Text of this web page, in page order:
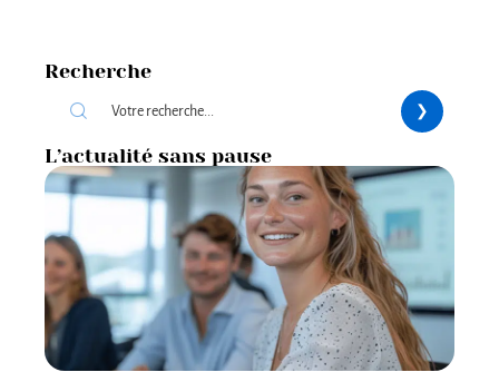
Recherche
L’actualité sans pause